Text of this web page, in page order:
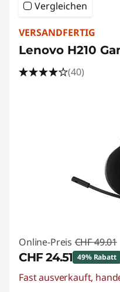
Vergleichen
VERSANDFERTIG
Lenovo H210
(40)
Online-Preis CHF 49.01
CHF 24.51 49% Rabatt
eCoupon-Rabatt :-
Fast ausverkauft,